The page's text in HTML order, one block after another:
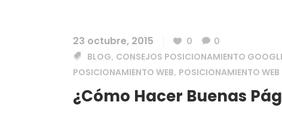
23 octubre, 2015 0
0
BLOG, CONSEJOS POSICIONAMIENTO
POSICIONAMIENTO WEB, POSICIONAMIENTO WEB
¿Cómo Hacer Buenas